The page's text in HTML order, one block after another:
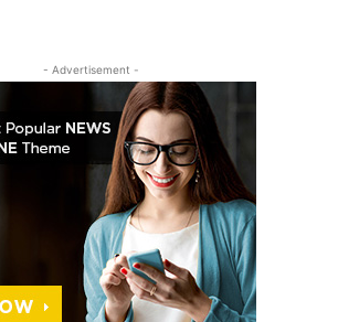
- Advertisement -